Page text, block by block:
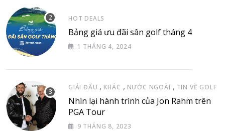
HOT DEALS
Bảng giá ưu đãi sân golf tháng 4
1 THÁNG 4, 2024
GIẢI ĐẤU , KHÁC , NƯỚC NGOÀI , TIN VỀ GOLF
Nhìn lại hành trình của Jon Rahm trên
PGA Tour
9 THÁNG 8, 2023